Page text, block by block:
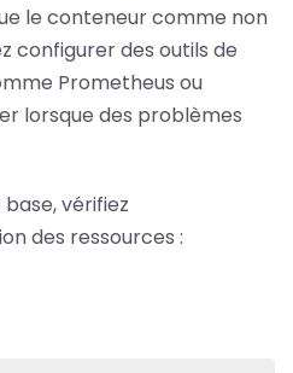
le conteneur comme non
configurer des outils de
Prometheus ou
lorsque des problèmes
vérifiez
des ressources :